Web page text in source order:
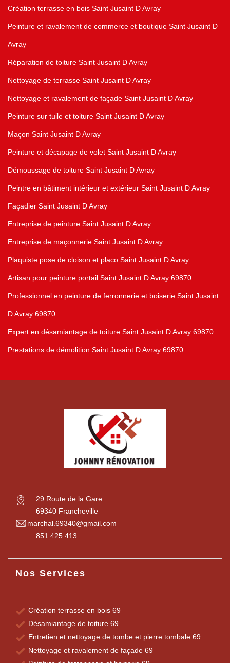
Création terrasse en bois Saint Jusaint D Avray
Peinture et ravalement de commerce et boutique Saint Jusaint D
Avray
Réparation de toiture Saint Jusaint D Avray
Nettoyage de terrasse Saint Jusaint D Avray
Nettoyage et ravalement de façade Saint Jusaint D Avray
Peinture sur tuile et toiture Saint Jusaint D Avray
Maçon Saint Jusaint D Avray
Peinture et décapage de volet Saint Jusaint D Avray
Démoussage de toiture Saint Jusaint D Avray
Peintre en bâtiment intérieur et extérieur Saint Jusaint D Avray
Façadier Saint Jusaint D Avray
Entreprise de peinture Saint Jusaint D Avray
Entreprise de maçonnerie Saint Jusaint D Avray
Plaquiste pose de cloison et placo Saint Jusaint D Avray
Artisan pour peinture portail Saint Jusaint D Avray 69870
Professionnel en peinture de ferronnerie et boiserie Saint Jusaint
D Avray 69870
Expert en désamiantage de toiture Saint Jusaint D Avray 69870
Prestations de démolition Saint Jusaint D Avray 69870
29 Route de la Gare
69340 Francheville
marchal.69340@gmail.com
851 425 413
Nos Services
Création terrasse en bois 69
Désamiantage de toiture 69
Entretien et nettoyage de tombe et pierre tombale 69
Nettoyage et ravalement de façade 69